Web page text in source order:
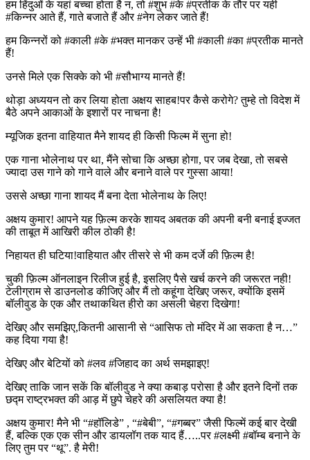
हम हिंदुओं के यहां बच्चा होता है न, तो #शुभ #के #प्रतीक के तौर पर यही
#किन्नर आते हैं, गाते बजाते हैं और #नेग लेकर जाते हैं!
हम किन्नरों को #काली #के #भक्त मानकर उन्हें भी #काली #का #प्रतीक मानते
हैं!
उनसे मिले एक सिक्के को भी #सौभाग्य मानते हैं!
थोड़ा अध्ययन तो कर लिया होता अक्षय साहब!पर कैसे करोगे? तुम्हे तो विदेश में
बैठे अपने आकाओं के इशारों पर नाचना है!
म्यूजिक इतना वाहियात मैने शायद ही किसी फिल्म में सुना हो!
एक गाना भोलेनाथ पर था, मैंने सोचा कि अच्छा होगा, पर जब देखा, तो सबसे
ज्यादा उस गाने को गाने वाले और बनाने वाले पर गुस्सा आया!
उससे अच्छा गाना शायद मैं बना देता भोलेनाथ के लिए!
अक्षय कुमार! आपने यह फ़िल्म करके शायद अबतक की अपनी बनी बनाई इज्जत
की ताबूत में आखिरी कील ठोकी है!
निहायत ही घटिया!वाहियात और तीसरे से भी कम दर्जे की फ़िल्म है!
चुकी फ़िल्म ऑनलाइन रिलीज हुई है, इसलिए पैसे खर्च करने की जरूरत नही!
टेलीग्राम से डाउनलोड कीजिए और मैं तो कहूंगा देखिए जरूर, क्योंकि इसमें
बॉलीवुड के एक और तथाकथित हीरो का असली चेहरा दिखेगा!
देखिए और समझिए,कितनी आसानी से “आसिफ तो मंदिर में आ सकता है न…”
कह दिया गया है!
देखिए और बेटियों को #लव #जिहाद का अर्थ समझाइए!
देखिए ताकि जान सकें कि बॉलीवुड ने क्या कबाड़ परोसा है और इतने दिनों तक
छद्म राष्ट्रभक्त की आड़ में छुपे चेहरे की असलियत क्या है!
अक्षय कुमार! मैने भी “#हॉलिडे” , “#बेबी”, “#गब्बर” जैसी फिल्में कई बार देखी
हैं, बल्कि एक एक सीन और डायलॉग तक याद हैं…..पर #लक्ष्मी #बॉम्ब बनाने के
लिए तुम पर “थू”. है मेरी!